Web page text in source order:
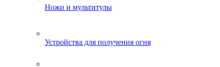
Ножи и мультитулы
Устройства для получения огня